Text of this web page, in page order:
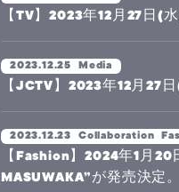
【TV】2023年12月27日(
2023.12.25 Media
【JCTV】2023年12月27
2023.12.23 Collaboration
【Fashion】2024年1月
MASUWAKA”が発売決定。